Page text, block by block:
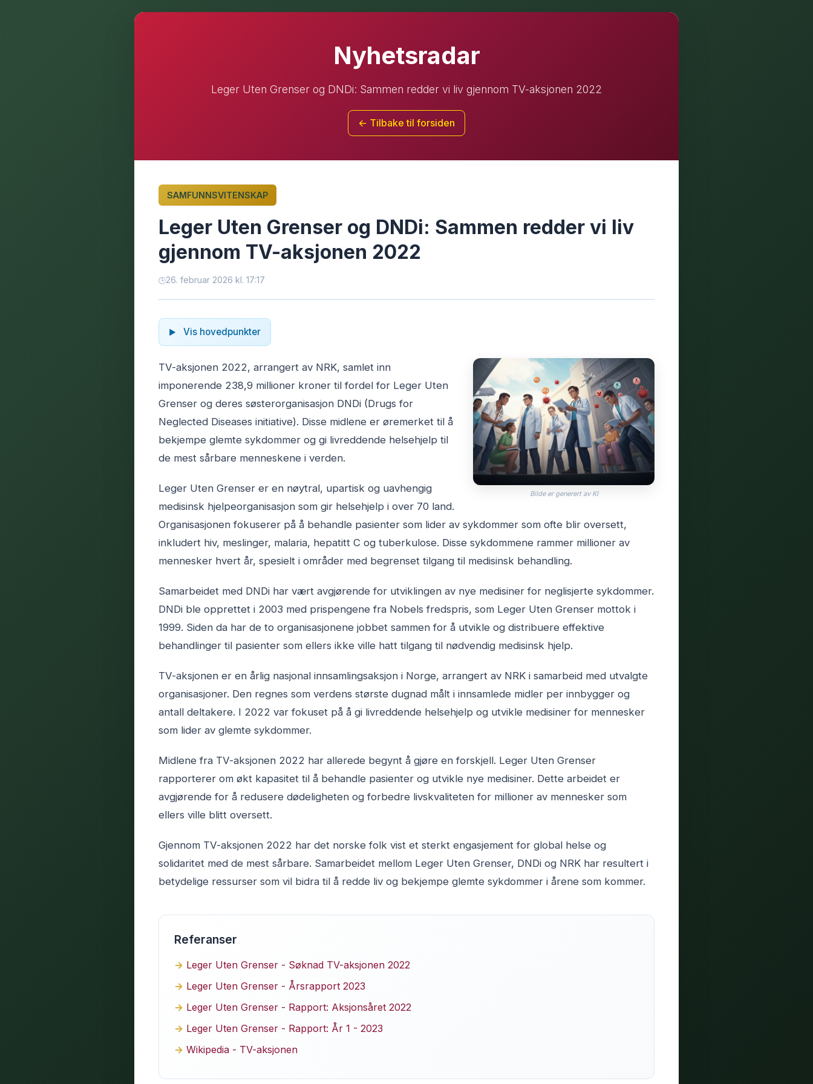
Nyhetsradar
Leger Uten Grenser og DNDi: Sammen redder vi liv gjennom TV-aksjonen 2022
← Tilbake til forsiden
SAMFUNNSVITENSKAP
Leger Uten Grenser og DNDi: Sammen redder vi liv
gjennom TV-aksjonen 2022
26. februar 2026 kl. 17:17
Vis hovedpunkter
Bilde er generert av KI
TV-aksjonen 2022, arrangert av NRK, samlet inn
imponerende 238,9 millioner kroner til fordel for Leger Uten
Grenser og deres søsterorganisasjon DNDi (Drugs for
Neglected Diseases initiative). Disse midlene er øremerket til å
bekjempe glemte sykdommer og gi livreddende helsehjelp til
de mest sårbare menneskene i verden.
Leger Uten Grenser er en nøytral, upartisk og uavhengig
medisinsk hjelpeorganisasjon som gir helsehjelp i over 70 land.
Organisasjonen fokuserer på å behandle pasienter som lider av sykdommer som ofte blir oversett,
inkludert hiv, meslinger, malaria, hepatitt C og tuberkulose. Disse sykdommene rammer millioner av
mennesker hvert år, spesielt i områder med begrenset tilgang til medisinsk behandling.
Samarbeidet med DNDi har vært avgjørende for utviklingen av nye medisiner for neglisjerte sykdommer.
DNDi ble opprettet i 2003 med prispengene fra Nobels fredspris, som Leger Uten Grenser mottok i
1999. Siden da har de to organisasjonene jobbet sammen for å utvikle og distribuere effektive
behandlinger til pasienter som ellers ikke ville hatt tilgang til nødvendig medisinsk hjelp.
TV-aksjonen er en årlig nasjonal innsamlingsaksjon i Norge, arrangert av NRK i samarbeid med utvalgte
organisasjoner. Den regnes som verdens største dugnad målt i innsamlede midler per innbygger og
antall deltakere. I 2022 var fokuset på å gi livreddende helsehjelp og utvikle medisiner for mennesker
som lider av glemte sykdommer.
Midlene fra TV-aksjonen 2022 har allerede begynt å gjøre en forskjell. Leger Uten Grenser
rapporterer om økt kapasitet til å behandle pasienter og utvikle nye medisiner. Dette arbeidet er
avgjørende for å redusere dødeligheten og forbedre livskvaliteten for millioner av mennesker som
ellers ville blitt oversett.
Gjennom TV-aksjonen 2022 har det norske folk vist et sterkt engasjement for global helse og
solidaritet med de mest sårbare. Samarbeidet mellom Leger Uten Grenser, DNDi og NRK har resultert i
betydelige ressurser som vil bidra til å redde liv og bekjempe glemte sykdommer i årene som kommer.
Referanser
Leger Uten Grenser - Søknad TV-aksjonen 2022
Leger Uten Grenser - Årsrapport 2023
Leger Uten Grenser - Rapport: Aksjonsåret 2022
Leger Uten Grenser - Rapport: År 1 - 2023
Wikipedia - TV-aksjonen